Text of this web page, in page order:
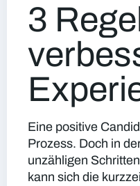
3
Eine positive
Prozess. Doch in
unzähligen
kann sich die